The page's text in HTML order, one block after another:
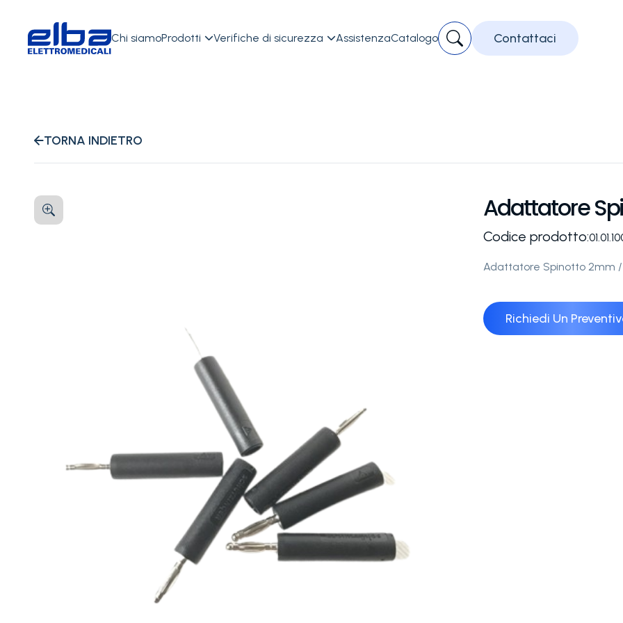
Chi siamoProdotti Verifiche di sicurezza AssistenzaCatalogo Contattaci
TORNA INDIETRO
Adattatore
Codice prodotto:
Adattatore Spinotto 2mm
Richiedi Un